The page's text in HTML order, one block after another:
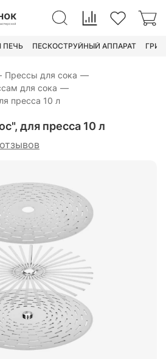
ПЕЧЬ ПЕСКОСТРУЙНЫЙ АППАРАТ
Прессы для сока —
для сока —
пресса 10 л
для пресса 10 л
отзывов